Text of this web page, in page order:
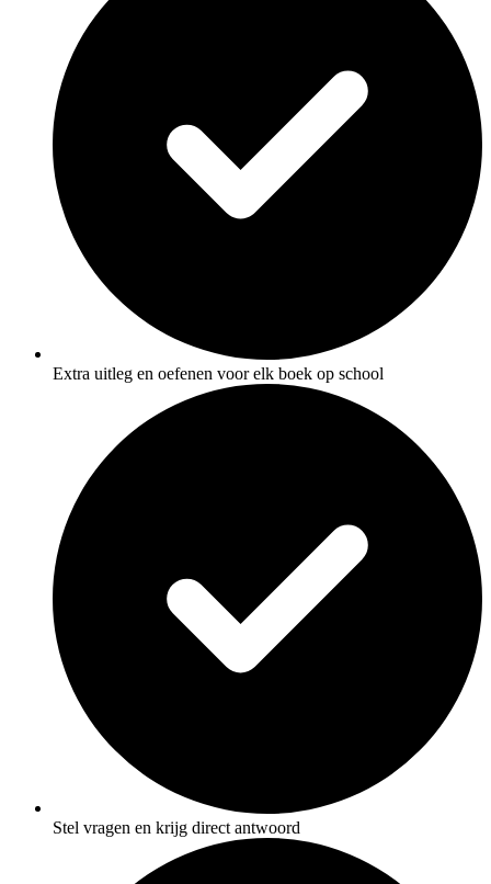
Extra uitleg en oefenen voor elk boek op school
Stel vragen en krijg direct antwoord